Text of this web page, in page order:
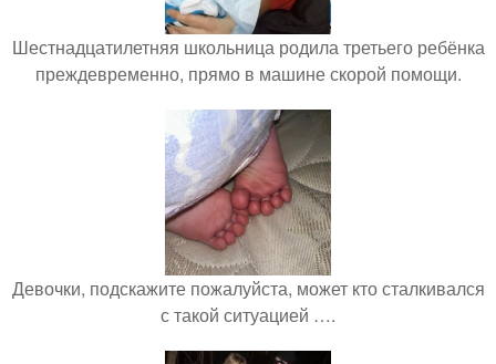
Шестнадцатилетняя школьница родила третьего ребёнка
преждевременно, прямо в машине скорой помощи.
Девочки, подскажите пожалуйста, может кто сталкивался
с такой ситуацией ….